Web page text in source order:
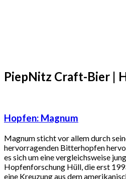
PiepNitz Craft-Bier |
Hopfen: Magnum
Magnum sticht vor allem durch
hervorragenden Bitterhopfen
es sich um eine vergleichsweise
Hopfenforschung Hüll, die erst
eine Kreuzung aus dem